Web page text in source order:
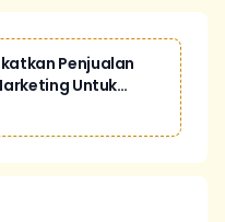
Penjualan
Untuk
Kompetitif